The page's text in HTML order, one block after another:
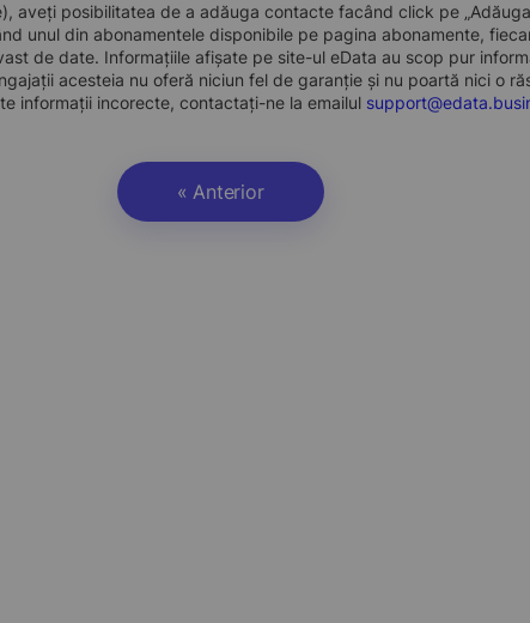
aveți posibilitatea de a adăuga contacte facând click pe
unul din abonamentele disponibile pe pagina abonamente,
de date. Informațiile afișate pe site-ul eData au scop pur
acesteia nu oferă niciun fel de garanție și nu poartă nici o
informații incorecte, contactați-ne la emailul
« Anterior